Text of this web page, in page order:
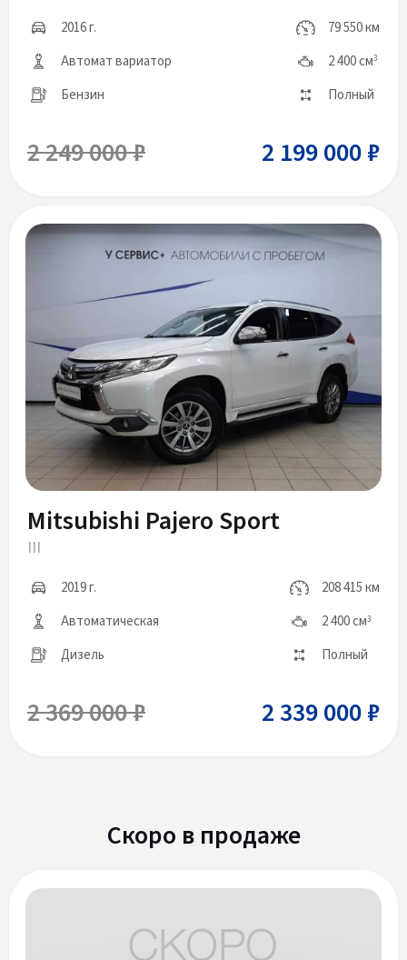
2016 г.
79 550 км
Автомат вариатор
2 400 см3
Бензин Полный
2 249 000 ₽ 2 199 000 ₽
Mitsubishi Pajero Sport
III
2019 г.
208 415 км
Автоматическая
2 400 см3
Дизель Полный
2 369 000 ₽ 2 339 000 ₽
Скоро в продаже